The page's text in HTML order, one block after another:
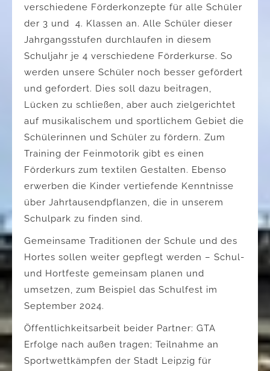
verschiedene Förderkonzepte für alle Schüler
der 3 und 4. Klassen an. Alle Schüler dieser
Jahrgangsstufen durchlaufen in diesem
Schuljahr je 4 verschiedene Förderkurse. So
werden unsere Schüler noch besser gefördert
und gefordert. Dies soll dazu beitragen,
Lücken zu schließen, aber auch zielgerichtet
auf musikalischem und sportlichem Gebiet die
Schülerinnen und Schüler zu fördern. Zum
Training der Feinmotorik gibt es einen
Förderkurs zum textilen Gestalten. Ebenso
erwerben die Kinder vertiefende Kenntnisse
über Jahrtausendpflanzen, die in unserem
Schulpark zu finden sind.
Gemeinsame Traditionen der Schule und des
Hortes sollen weiter gepflegt werden – Schul-
und Hortfeste gemeinsam planen und
umsetzen, zum Beispiel das Schulfest im
September 2024.
Öffentlichkeitsarbeit beider Partner: GTA
Erfolge nach außen tragen; Teilnahme an
Sportwettkämpfen der Stadt Leipzig für